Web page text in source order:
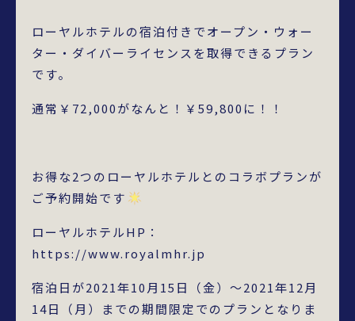
ローヤルホテルの宿泊付きでオープン・ウォー
ター・ダイバーライセンスを取得できるプラン
です。
通常￥72,000がなんと！￥59,800に！！
お得な2つのローヤルホテルとのコラボプランが
ご予約開始です
ローヤルホテルHP：
https://www.royalmhr.jp
宿泊日が2021年10月15日（金）～2021年12月
14日（月）までの期間限定でのプランとなりま